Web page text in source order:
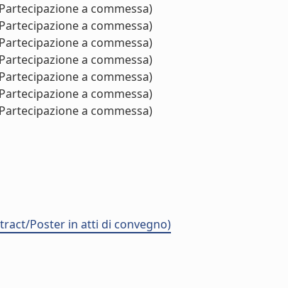
a commessa)
a commessa)
a commessa)
a commessa)
a commessa)
a commessa)
a commessa)
Poster in atti di convegno)